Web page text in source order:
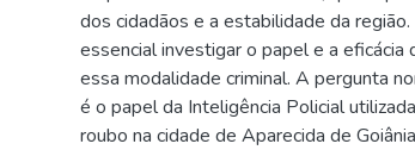
dos cidadãos e a estabilidade da
essencial investigar o papel e a eficácia
essa modalidade criminal. A pergunta
é o papel da Inteligência Policial
roubo na cidade de Aparecida de